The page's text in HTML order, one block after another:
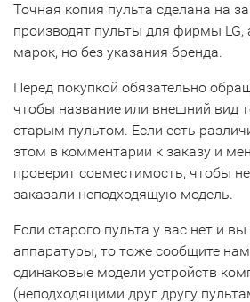
Точная копия пульта сделана на
производят пульты для фирмы LG,
марок, но без указания бренда.
Перед покупкой обязательно
чтобы название или внешний вид
старым пультом. Если есть
этом в комментарии к заказу и
проверит совместимость, чтобы
заказали неподходящую модель.
Если старого пульта у вас нет и
аппаратуры, то тоже сообщите
одинаковые модели устройств
(неподходящими друг другу